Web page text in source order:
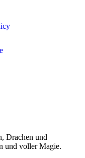
Drachen und
und voller Magie.